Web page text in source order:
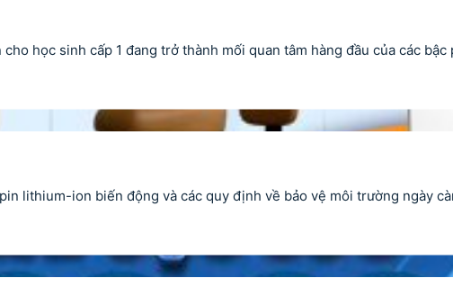
học sinh cấp 1 đang trở thành mối quan tâm hàng đầu của các
lithium-ion biến động và các quy định về bảo vệ môi trường ngày